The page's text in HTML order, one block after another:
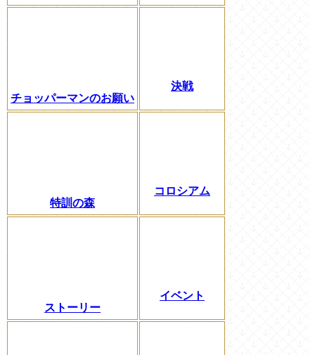
チョッパーマンのお願い
決戦
特訓の森
コロシアム
ストーリー
イベント